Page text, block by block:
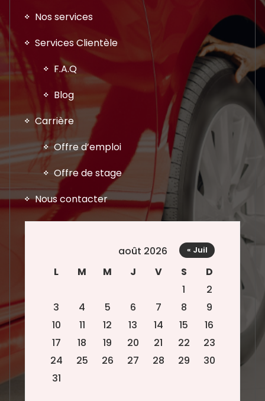
Nos services
Services Clientèle
F.A.Q
Blog
Carrière
Offre d’emploi
Offre de stage
Nous contacter
août 2026
L
M M J V S
D
1
2
3
4 5 6 7 8
9
10
11 12 13 14 15
16
17
18 19 20 21 22
23
24
25 26 27 28 29
30
31
« Juil